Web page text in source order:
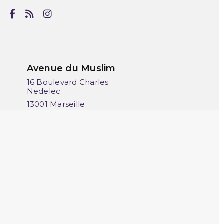
Avenue du Muslim
16 Boulevard Charles
Nedelec
13001 Marseille